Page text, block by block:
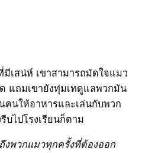
มีเสน่ห์ เขาสามารถมัดใจแมว
แถมเขายังทุ่มเทดูแลพวกมัน
คนให้อาหารและเล่นกับพวก
บไปโรงเรียนก็ตาม
งพวกแมวทุกครั้งที่ต้องออก